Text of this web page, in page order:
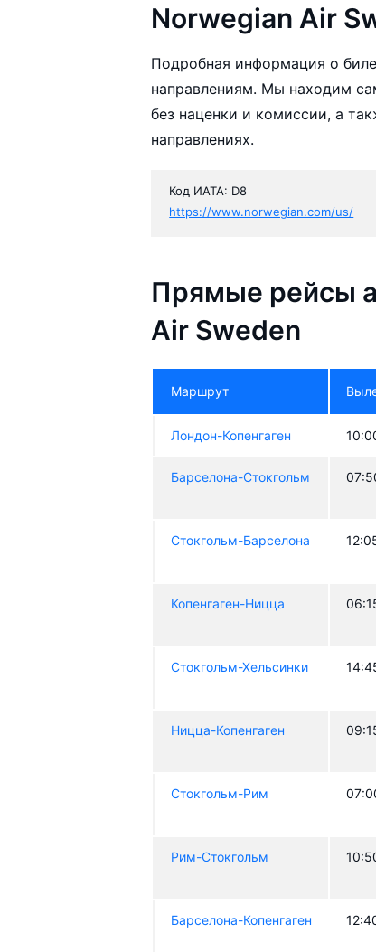
Norwegian Air
Подробная информация о
направлениям. Мы находим
без наценки и комиссии, а
направлениях.
Код ИАТА: D8
https://www.norwegian.com/us/
Прямые рейсы
Air Sweden
Маршрут
Лондон-Копенгаген
Барселона-Стокгольм
Стокгольм-Барселона
Копенгаген-Ницца
Стокгольм-Хельсинки
Ницца-Копенгаген
Стокгольм-Рим
Рим-Стокгольм
Барселона-Копенгаген